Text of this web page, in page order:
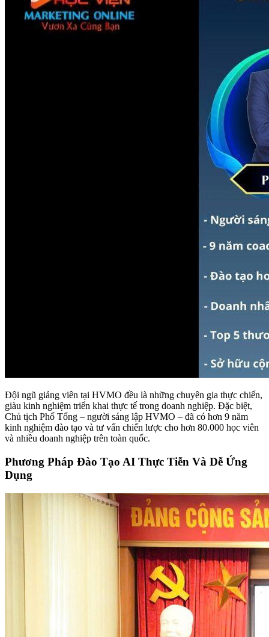
Đội ngũ giảng viên tại HVMO đều là những chuyên gia thực chiến,
giàu kinh nghiệm triển khai thực tế trong doanh nghiệp. Đặc biệt,
Chủ tịch Phố Tổng – người sáng lập HVMO – đã có hơn 9 năm
kinh nghiệm đào tạo và tư vấn chiến lược cho hơn 80.000 học viên
và nhiều doanh nghiệp trên toàn quốc.
Phương Pháp Đào Tạo AI Thực Tiễn Và Dễ Ứng
Dụng